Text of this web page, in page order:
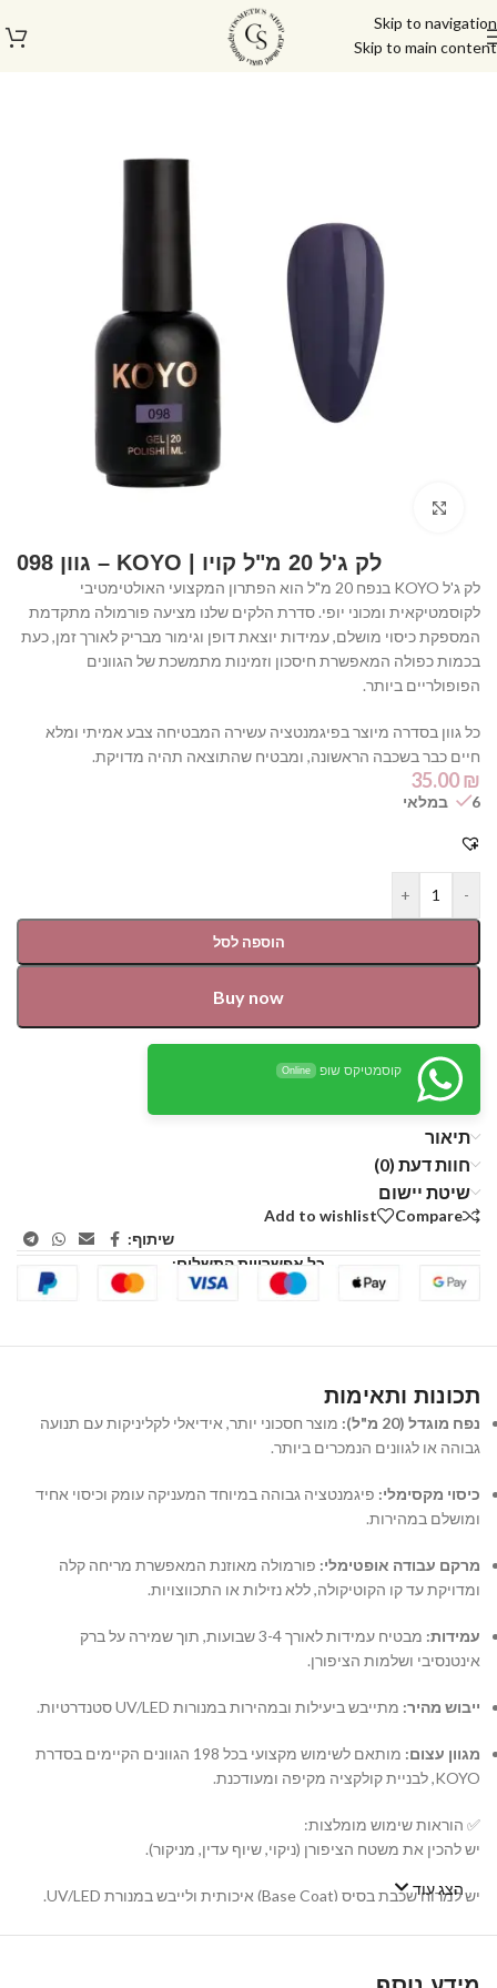
Skip to navigation
Skip to main content
לק ג'ל 20 מ"ל קויו | KOYO – גוון 098
לק ג'ל KOYO בנפח 20 מ"ל הוא הפתרון המקצועי האולטימטיבי
לקוסמטיקאית ומכוני יופי. סדרת הלקים שלנו מציעה פורמולה מתקדמת
המספקת כיסוי מושלם, עמידות יוצאת דופן וגימור מבריק לאורך זמן, כעת
בכמות כפולה המאפשרת חיסכון וזמינות מתמשכת של הגוונים
הפופולריים ביותר.
כל גוון בסדרה מיוצר בפיגמנטציה עשירה המבטיחה צבע אמיתי ומלא
חיים כבר בשכבה הראשונה, ומבטיח שהתוצאה תהיה מדויקת.
35.00₪
6 במלאי
-
+
הוספה לסל
Buy now
קוסמטיקס שופ Online
תיאור
חוות דעת (0)
שיטת יישום
Compare
Add to wishlist
שיתוף:
כל אפשרויות התשלום:
תכונות ותאימות
נפח מוגדל (20 מ"ל):
מוצר חסכוני יותר, אידיאלי לקליניקות עם תנועה
גבוהה או לגוונים הנמכרים ביותר.
כיסוי מקסימלי: פיגמנטציה גבוהה במיוחד המעניקה עומק וכיסוי אחיד
ומושלם במהירות.
מרקם עבודה אופטימלי: פורמולה מאוזנת המאפשרת מריחה קלה
ומדויקת עד קו הקוטיקולה, ללא נזילות או התכווצויות.
עמידות:
מבטיח עמידות לאורך 3-4 שבועות, תוך שמירה על ברק
אינטנסיבי ושלמות הציפורן.
ייבוש מהיר: מתייבש ביעילות ובמהירות במנורות UV/LED סטנדרטיות.
מגוון עצום:
מותאם לשימוש מקצועי בכל 198 הגוונים הקיימים בסדרת
KOYO, לבניית קולקציה מקיפה ומעודכנת.
✅ הוראות שימוש מומלצות:
יש להכין את משטח הציפורן (ניקוי, שיוף עדין, מניקור).
יש למרוח שכבת בסיס (Base Coat) איכותית ולייבש במנורת UV/LED.
יש למרוח שכבה דקה ואחידה של לק ג'ל KOYO ולייבש במנורה. במידת
הצג עוד